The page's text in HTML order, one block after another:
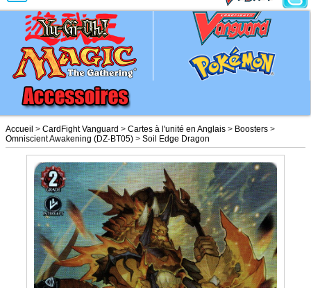
Accueil > CardFight Vanguard > Cartes à l'unité en Anglais > Boosters >
Omniscient Awakening (DZ-BT05) > Soil Edge Dragon